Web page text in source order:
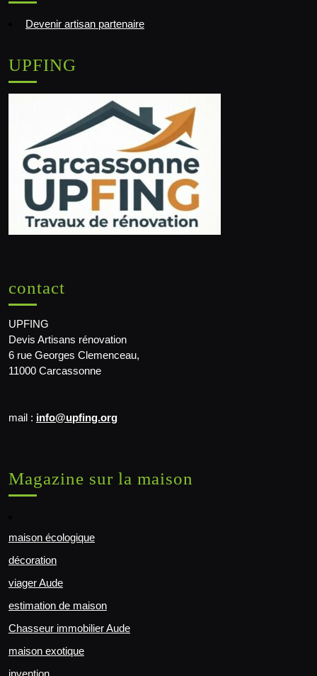
Devenir artisan partenaire
UPFING
contact
UPFING
Devis Artisans rénovation
6 rue Georges Clemenceau,
11000 Carcassonne
mail : info@upfing.org
Magazine sur la maison
maison écologique
décoration
viager Aude
estimation de maison
Chasseur immobilier Aude
maison exotique
invention